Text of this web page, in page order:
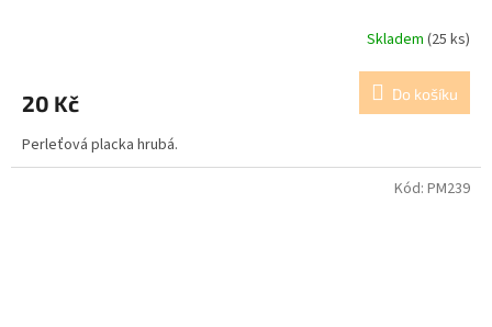
Skladem (25 ks)
20 Kč Do košíku
Perleťová placka hrubá.
Kód: PM239